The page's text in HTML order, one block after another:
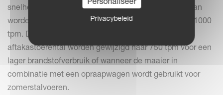
snelheden, waarbij het aftakastoerental eenvoudig kan
worden aangepast vanaf de standaardinstelling van 1000
tpm. Door de aandrijfpoelies te verwisselen, kan het
aftakastoerental worden gewijzigd naar 750 tpm voor een
lager brandstofverbruik of wanneer de maaier in
combinatie met een opraapwagen wordt gebruikt voor
zomerstalvoeren.
Privacybeleid